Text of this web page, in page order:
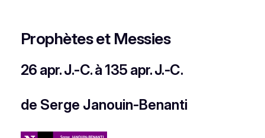
Prophètes et Messies
26 apr. J.-C. à 135 apr. J.-C.
de Serge Janouin-Benanti